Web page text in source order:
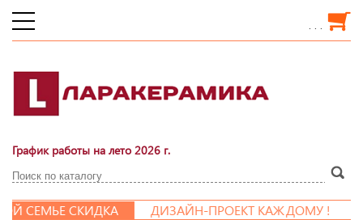
. . .
График работы на лето 2026 г.
СКИДКА
ДИЗАЙН-ПРОЕКТ КАЖДОМУ !